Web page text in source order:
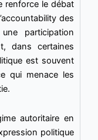
renforce le débat
des
participation
dans certaines
est souvent
qui menace les
autoritaire en
politique